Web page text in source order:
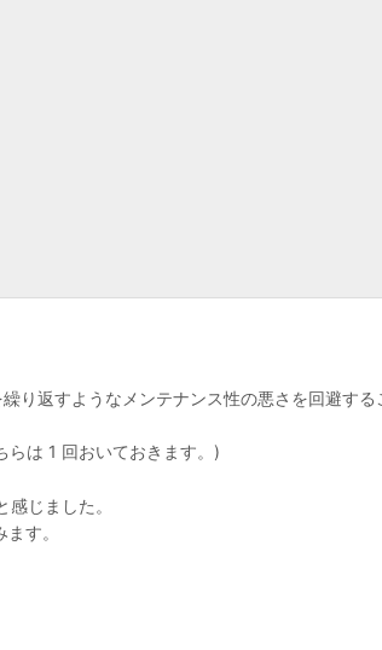
り返すようなメンテナンス性の悪さを回避する
らは 1 回おいておきます。)
じました。
す。